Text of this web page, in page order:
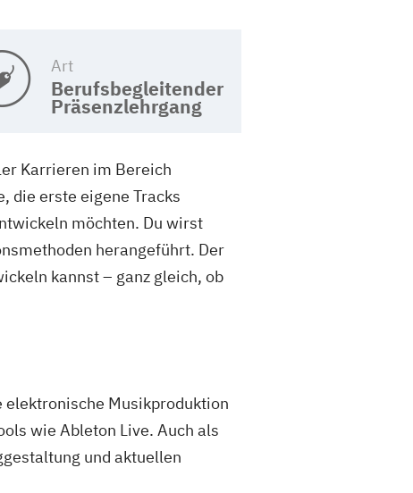
Art
Berufsbegleitender
Präsenzlehrgang
Karrieren im Bereich
die erste eigene Tracks
möchten. Du wirst
herangeführt. Der
kannst – ganz gleich, ob
Musikproduktion
wie Ableton Live. Auch als
und aktuellen